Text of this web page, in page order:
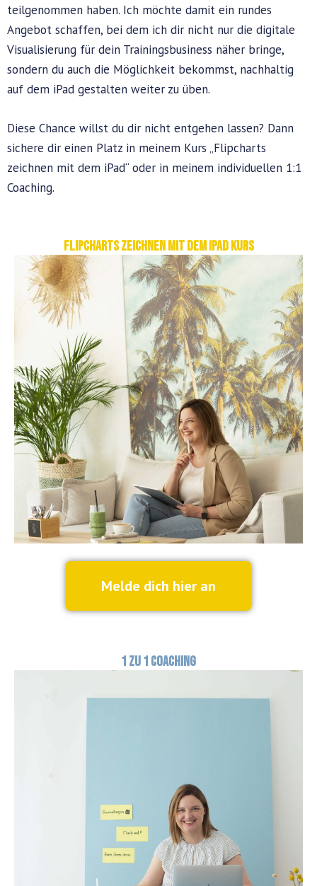
teilgenommen haben. Ich möchte damit ein rundes
Angebot schaffen, bei dem ich dir nicht nur die digitale
Visualisierung für dein Trainingsbusiness näher bringe,
sondern du auch die Möglichkeit bekommst, nachhaltig
auf dem iPad gestalten weiter zu üben.
Diese Chance willst du dir nicht entgehen lassen? Dann
sichere dir einen Platz in meinem Kurs „Flipcharts
zeichnen mit dem iPad“ oder in meinem individuellen 1:1
Coaching.
Flipcharts zeichnen mit dem iPad Kurs
Melde dich hier an
1 zu 1 Coaching